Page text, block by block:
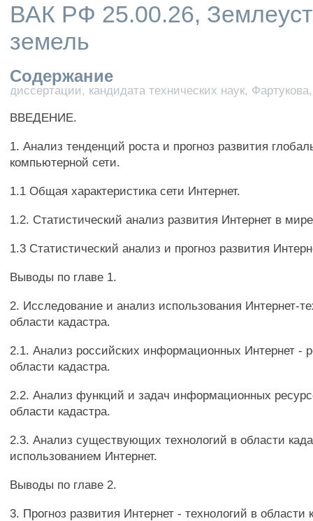
ВАК РФ 25.00.26,
земель
Содержание
диссертации, кандидата технических наук,
ВВЕДЕНИЕ.
1. Анализ тенденций роста и прогноз развития
компьютерной сети.
1.1 Общая характеристика сети Интернет.
1.2. Статистический анализ развития Интернет в
1.3 Статистический анализ и прогноз развития
Выводы по главе 1.
2. Исследование и анализ использования Интернет-
области кадастра.
2.1. Анализ российских информационных Интернет -
области кадастра.
2.2. Анализ функций и задач информационных
области кадастра.
2.3. Анализ существующих технологий в области
использованием Интернет.
Выводы по главе 2.
3. Прогноз развития Интернет - технологий в области